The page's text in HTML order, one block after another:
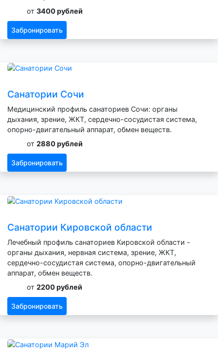
от 3400 рублей
Забронировать
Санатории Сочи
Медицинский профиль санаториев Сочи: органы
дыхания, зрение, ЖКТ, сердечно-сосудистая система,
опорно-двигательный аппарат, обмен веществ.
от 2880 рублей
Забронировать
Санатории Кировской области
Лечебный профиль санаториев Кировской области -
органы дыхания, нервная система, зрение, ЖКТ,
сердечно-сосудистая система, опорно-двигательный
аппарат, обмен веществ.
от 2200 рублей
Забронировать